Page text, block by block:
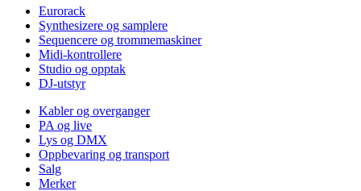
Eurorack
Synthesizere og samplere
Sequencere og trommemaskiner
Midi-kontrollere
Studio og opptak
DJ-utstyr
Kabler og overganger
PA og live
Lys og DMX
Oppbevaring og transport
Salg
Merker